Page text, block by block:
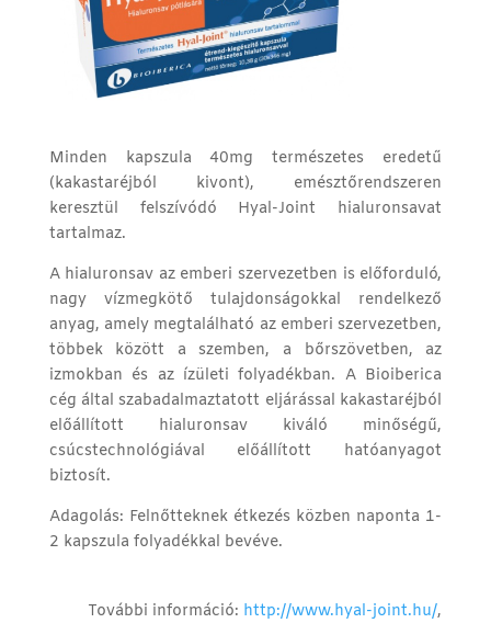
Minden kapszula 40mg természetes eredetű
(kakastaréjból kivont), emésztőrendszeren
keresztül felszívódó Hyal-Joint hialuronsavat
tartalmaz.
A hialuronsav az emberi szervezetben is előforduló,
nagy vízmegkötő tulajdonságokkal rendelkező
anyag, amely megtalálható az emberi szervezetben,
többek között a szemben, a bőrszövetben, az
izmokban és az ízületi folyadékban. A Bioiberica
cég által szabadalmaztatott eljárással kakastaréjból
előállított hialuronsav kiváló minőségű,
csúcstechnológiával előállított hatóanyagot
biztosít.
Adagolás: Felnőtteknek étkezés közben naponta 1-
2 kapszula folyadékkal bevéve.
További információ: http://www.hyal-joint.hu/,